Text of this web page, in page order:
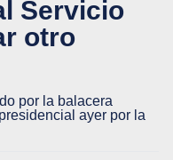
Servicio
otro
por la balacera
ayer por la